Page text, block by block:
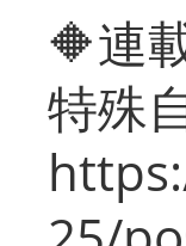
🔶連
特殊